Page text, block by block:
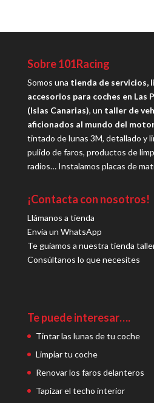
Sobre 101Racing
Somos una tienda de servicios,
accesorios para coches en Las
(Islas Canarias), un taller de
aficionados al mundo del
tintado de lunas 3M, detallado y
pulido de faros, productos de
radios… Instalamos placas de
¡Contacta con nosotros!
Llámanos a tienda
Envía un WhatsApp
Te guiamos a nuestra tienda
Consúltanos lo que necesites
Te puede interesar….
Tintar las lunas de tu coche
Limpiar tu coche
Renovar los faros delanteros
Tapizar el techo interior